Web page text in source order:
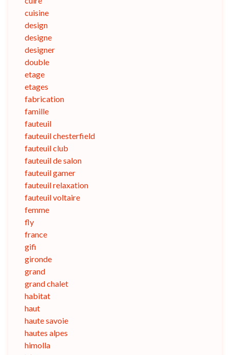
cuisine
design
designe
designer
double
etage
etages
fabrication
famille
fauteuil
fauteuil chesterfield
fauteuil club
fauteuil de salon
fauteuil gamer
fauteuil relaxation
fauteuil voltaire
femme
fly
france
gifi
gironde
grand
grand chalet
habitat
haut
haute savoie
hautes alpes
himolla